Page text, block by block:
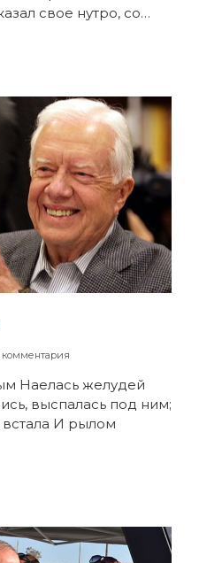
и
спасении
свое нутро, со…
комментария
Свиньи
дубом
Наелась желудей
выспалась под ним;
И рылом